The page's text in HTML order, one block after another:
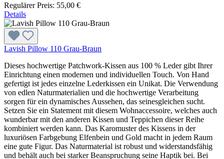
Regulärer Preis: 55,00 €
Details
Lavish Pillow 110 Grau-Braun
Dieses hochwertige Patchwork-Kissen aus 100 % Leder gibt Ihrer
Einrichtung einen modernen und individuellen Touch. Von Hand
gefertigt ist jedes einzelne Lederkissen ein Unikat. Die Verwendung
von edlen Naturmaterialien und die hochwertige Verarbeitung
sorgen für ein dynamisches Aussehen, das seinesgleichen sucht.
Setzen Sie ein Statement mit diesem Wohnaccessoire, welches auch
wunderbar mit den anderen Kissen und Teppichen dieser Reihe
kombiniert werden kann. Das Karomuster des Kissens in der
luxuriösen Farbgebung Elfenbein und Gold macht in jedem Raum
eine gute Figur. Das Naturmaterial ist robust und widerstandsfähig
und behält auch bei starker Beanspruchung seine Haptik bei. Bei